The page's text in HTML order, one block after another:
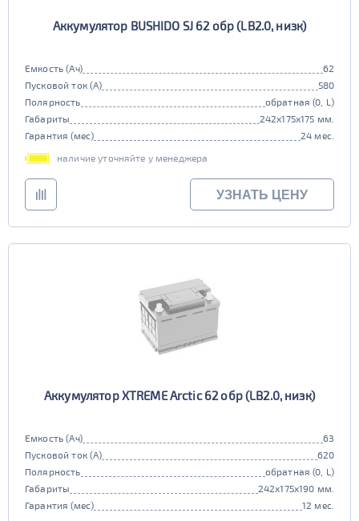
Аккумулятор BUSHIDO SJ 62 обр (LB2.0, низк)
Емкость (Ач)
62
Пусковой ток (А)
580
Полярность
обратная (0, L)
Габариты
242x175x175 мм.
Гарантия (мес)
24 мес.
наличие уточняйте у менеджера
УЗНАТЬ ЦЕНУ
Аккумулятор XTREME Arctic 62 обр (LB2.0, низк)
Емкость (Ач)
63
Пусковой ток (А)
620
Полярность
обратная (0, L)
Габариты
242x175x190 мм.
Гарантия (мес)
12 мес.